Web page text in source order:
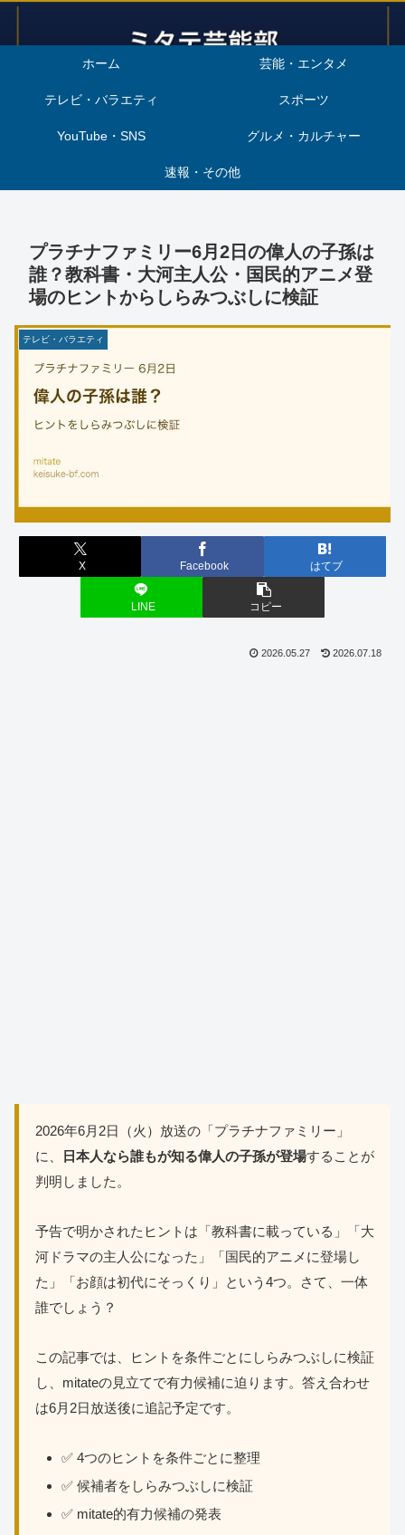
ホーム 芸能・エンタメ
テレビ・バラエティ スポーツ
YouTube・SNS グルメ・カルチャー
速報・その他
プラチナファミリー6月2日の偉人の子孫は
誰？教科書・大河主人公・国民的アニメ登
場のヒントからしらみつぶしに検証
テレビ・バラエティ
X Facebook はてブ
LINE コピー
2026.05.27 2026.07.18
2026年6月2日（火）放送の「プラチナファミリー」
に、
日本人なら誰もが知る偉人の子孫が登場することが
判明しました。
予告で明かされたヒントは「教科書に載っている」「大
河ドラマの主人公になった」「国民的アニメに登場し
た」「お顔は初代にそっくり」という4つ。さて、一体
誰でしょう？
この記事では、ヒントを条件ごとにしらみつぶしに検証
し、mitateの見立てで有力候補に迫ります。答え合わせ
は6月2日放送後に追記予定です。
✅ 4つのヒントを条件ごとに整理
✅ 候補者をしらみつぶしに検証
✅ mitate的有力候補の発表